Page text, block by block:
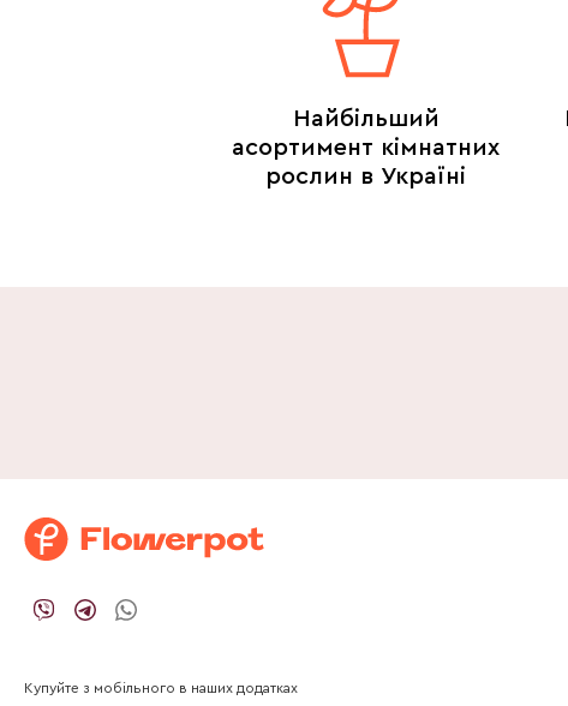
Найбільший
асортимент кімнатних
рослин в Україні
Купуйте з мобільного в наших додатках